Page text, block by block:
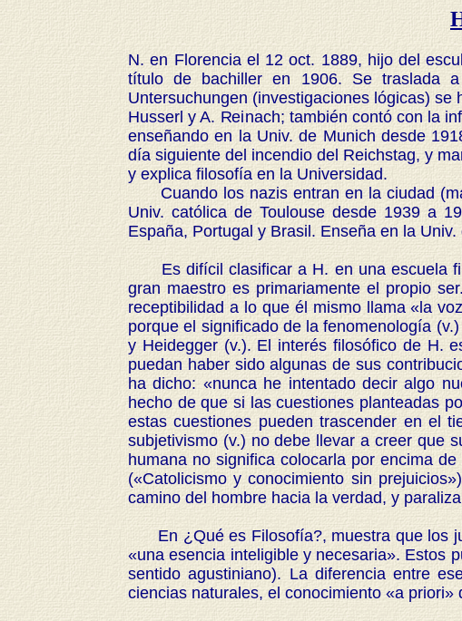
N. en Florencia el 12 oct. 1889, hijo del
título de bachiller en 1906. Se traslada
Untersuchungen (investigaciones lógicas)
Husserl y A. Reinach; también contó con la
enseñando en la Univ. de Munich desde
día siguiente del incendio del Reichstag, y
y explica filosofía en la Universidad.
Cuando los nazis entran en la ciudad
Univ. católica de Toulouse desde 1939 a
España, Portugal y Brasil. Enseña en la
Es difícil clasificar a H. en una escuela
gran maestro es primariamente el propio
receptibilidad a lo que él mismo llama «la
porque el significado de la fenomenología
y Heidegger (v.). El interés filosófico de H.
puedan haber sido algunas de sus
ha dicho: «nunca he intentado decir algo
hecho de que si las cuestiones planteadas
estas cuestiones pueden trascender en el
subjetivismo (v.) no debe llevar a creer que
humana no significa colocarla por encima
(«Catolicismo y conocimiento sin
camino del hombre hacia la verdad, y
En ¿Qué es Filosofía?, muestra que los
«una esencia inteligible y necesaria». Estos
sentido agustiniano). La diferencia entre
ciencias naturales, el conocimiento «a